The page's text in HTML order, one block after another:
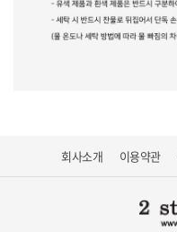
회사소개 이용약관